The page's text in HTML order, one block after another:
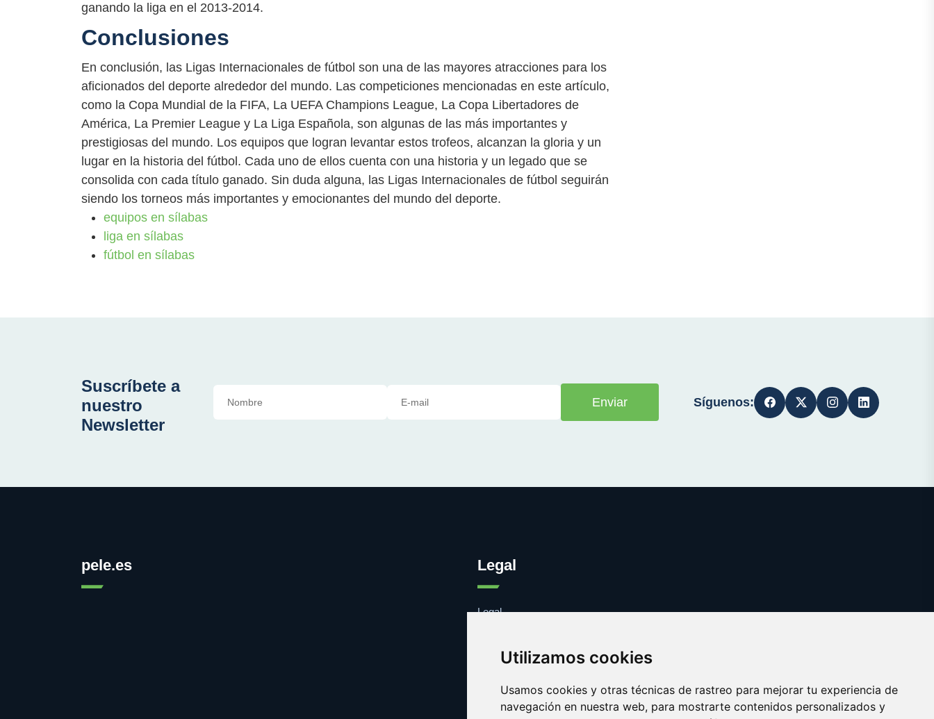
Utilizamos cookies
Usamos cookies y otras técnicas de rastreo para mejorar tu experiencia de
navegación en nuestra web, para mostrarte contenidos personalizados y
ganando la liga en el 2013-2014.
Conclusiones
En conclusión, las Ligas Internacionales de fútbol son una de las mayores atracciones para los
aficionados del deporte alrededor del mundo. Las competiciones mencionadas en este artículo,
como la Copa Mundial de la FIFA, La UEFA Champions League, La Copa Libertadores de
América, La Premier League y La Liga Española, son algunas de las más importantes y
prestigiosas del mundo. Los equipos que logran levantar estos trofeos, alcanzan la gloria y un
lugar en la historia del fútbol. Cada uno de ellos cuenta con una historia y un legado que se
consolida con cada título ganado. Sin duda alguna, las Ligas Internacionales de fútbol seguirán
siendo los torneos más importantes y emocionantes del mundo del deporte.
equipos en sílabas
liga en sílabas
fútbol en sílabas
Suscríbete a
nuestro
Newsletter
Enviar Síguenos:
pele.es Legal
Legal
Contacto